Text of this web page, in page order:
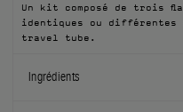
ÉCHANTILLONS
Un kit composé de trois
identiques ou différentes
travel tube.
Ingrédients